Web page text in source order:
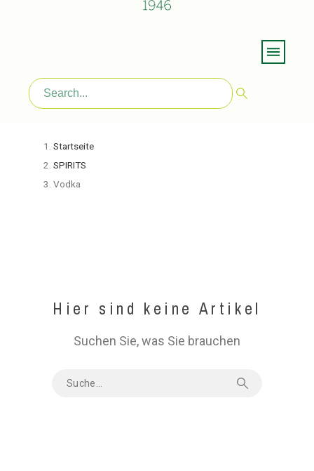
Startseite
SPIRITS
Vodka
Hier sind keine Artikel
Suchen Sie, was Sie brauchen